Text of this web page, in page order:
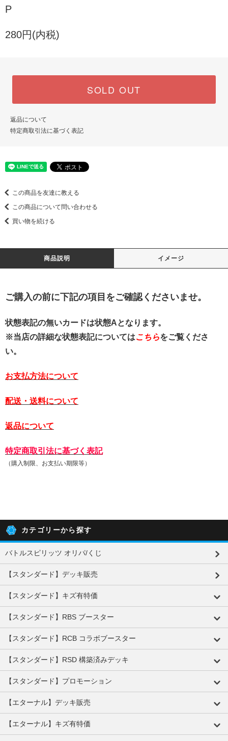
P
280円(内税)
SOLD OUT
返品について
特定商取引法に基づく表記
この商品を友達に教える
この商品について問い合わせる
買い物を続ける
商品説明 イメージ
ご購入の前に下記の項目をご確認くださいませ。
状態表記の無いカードは状態Aとなります。
※当店の詳細な状態表記についてはこちらをご覧くださ
い。
お支払方法について
配送・送料について
返品について
特定商取引法に基づく表記
（購入制限、お支払い期限等）
カテゴリーから探す
バトルスピリッツ オリパ/くじ
【スタンダード】デッキ販売
【スタンダード】キズ有特価
【スタンダード】RBS ブースター
【スタンダード】RCB コラボブースター
【スタンダード】RSD 構築済みデッキ
【スタンダード】プロモーション
【エターナル】デッキ販売
【エターナル】キズ有特価